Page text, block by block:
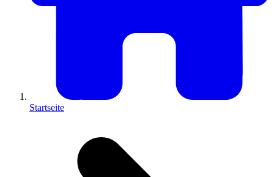
Startseite